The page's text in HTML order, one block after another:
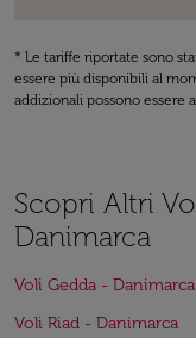
* Le tariffe riportate sono
essere più disponibili al
addizionali possono essere
Scopri Altri
Danimarca
Voli Gedda - Danimarca
Voli Riad - Danimarca